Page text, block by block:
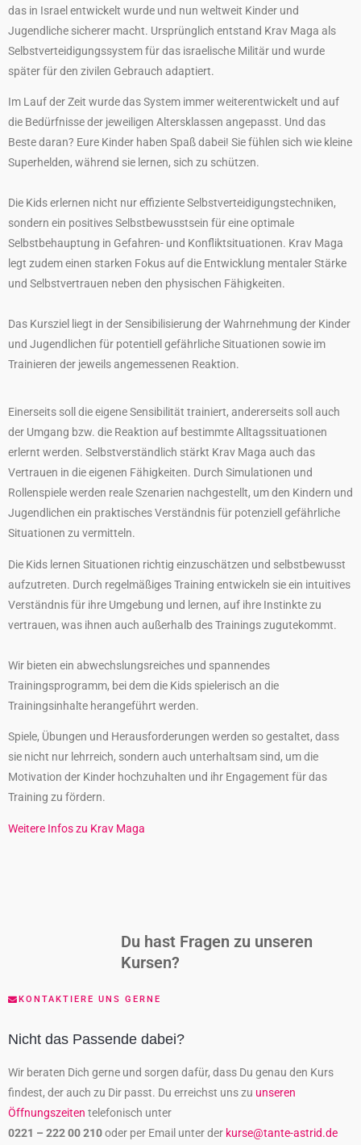
das in Israel entwickelt wurde und nun weltweit Kinder und
Jugendliche sicherer macht. Ursprünglich entstand Krav Maga als
Selbstverteidigungssystem für das israelische Militär und wurde
später für den zivilen Gebrauch adaptiert.
Im Lauf der Zeit wurde das System immer weiterentwickelt und auf
die Bedürfnisse der jeweiligen Altersklassen angepasst. Und das
Beste daran? Eure Kinder haben Spaß dabei! Sie fühlen sich wie kleine
Superhelden, während sie lernen, sich zu schützen.
Die Kids erlernen nicht nur effiziente Selbstverteidigungstechniken,
sondern ein positives Selbstbewusstsein für eine optimale
Selbstbehauptung in Gefahren- und Konfliktsituationen. Krav Maga
legt zudem einen starken Fokus auf die Entwicklung mentaler Stärke
und Selbstvertrauen neben den physischen Fähigkeiten.
Das Kursziel liegt in der Sensibilisierung der Wahrnehmung der Kinder
und Jugendlichen für potentiell gefährliche Situationen sowie im
Trainieren der jeweils angemessenen Reaktion.
Einerseits soll die eigene Sensibilität trainiert, andererseits soll auch
der Umgang bzw. die Reaktion auf bestimmte Alltagssituationen
erlernt werden. Selbstverständlich stärkt Krav Maga auch das
Vertrauen in die eigenen Fähigkeiten. Durch Simulationen und
Rollenspiele werden reale Szenarien nachgestellt, um den Kindern und
Jugendlichen ein praktisches Verständnis für potenziell gefährliche
Situationen zu vermitteln.
Die Kids lernen Situationen richtig einzuschätzen und selbstbewusst
aufzutreten. Durch regelmäßiges Training entwickeln sie ein intuitives
Verständnis für ihre Umgebung und lernen, auf ihre Instinkte zu
vertrauen, was ihnen auch außerhalb des Trainings zugutekommt.
Wir bieten ein abwechslungsreiches und spannendes
Trainingsprogramm, bei dem die Kids spielerisch an die
Trainingsinhalte herangeführt werden.
Spiele, Übungen und Herausforderungen werden so gestaltet, dass
sie nicht nur lehrreich, sondern auch unterhaltsam sind, um die
Motivation der Kinder hochzuhalten und ihr Engagement für das
Training zu fördern.
Weitere Infos zu Krav Maga
Du hast Fragen zu unseren
Kursen?
KONTAKTIERE UNS GERNE
Nicht das Passende dabei?
Wir beraten Dich gerne und sorgen dafür, dass Du genau den Kurs
findest, der auch zu Dir passt. Du erreichst uns zu unseren
Öffnungszeiten telefonisch unter
0221 – 222 00 210oder per Email unter der kurse@tante-astrid.de